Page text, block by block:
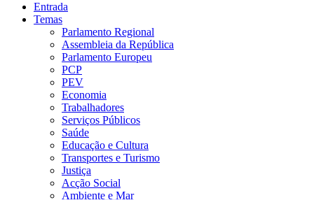
Entrada
Temas
Parlamento Regional
Assembleia da República
Parlamento Europeu
PCP
PEV
Economia
Trabalhadores
Serviços Públicos
Saúde
Educação e Cultura
Transportes e Turismo
Justiça
Acção Social
Ambiente e Mar